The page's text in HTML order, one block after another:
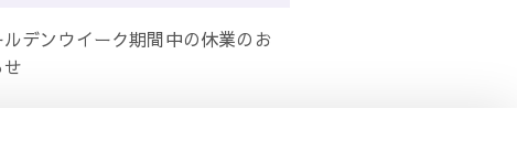
ルデンウイーク期間中の休業のお